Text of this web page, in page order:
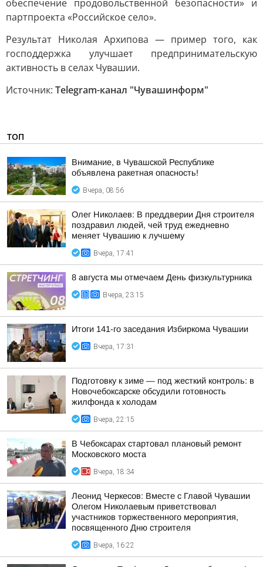
обеспечение продовольственной безопасности» и
партпроекта «Российское село».
Результат Николая Архипова — пример того, как
господдержка улучшает предпринимательскую
активность в селах Чувашии.
Источник: Telegram-канал "Чувашинформ"
ТОП
Внимание, в Чувашской Республике
объявлена ракетная опасность!
Вчера, 08:56
Олег Николаев: В преддверии Дня строителя
поздравил людей, чей труд ежедневно
меняет Чувашию к лучшему
Вчера, 17:41
8 августа мы отмечаем День физкультурника
Вчера, 23:15
Итоги 141-го заседания Избиркома Чувашии
Вчера, 17:31
Подготовку к зиме — под жесткий контроль: в
Новочебоксарске обсудили готовность
жилфонда к холодам
Вчера, 22:15
В Чебоксарах стартовал плановый ремонт
Московского моста
Вчера, 18:34
Леонид Черкесов: Вместе с Главой Чувашии
Олегом Николаевым приветствовал
участников торжественного мероприятия,
посвященного Дню строителя
Вчера, 16:22